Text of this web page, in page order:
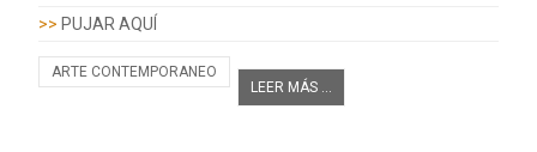
>> PUJAR AQUÍ
ARTE CONTEMPORANEO
LEER MÁS ...